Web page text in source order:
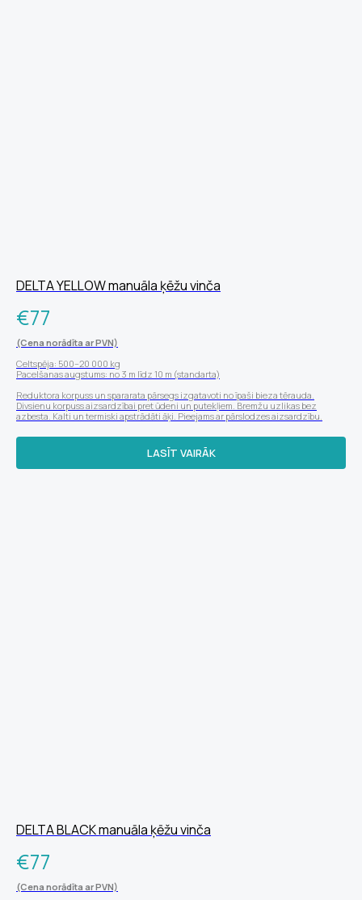
DELTA YELLOW manuāla ķēžu vinča
€77
(Cena norādīta ar PVN)
Celtspēja: 500–20 000 kg
Pacelšanas augstums: no 3 m līdz 10 m (standarta)
Reduktora korpuss un spararata pārsegs izgatavoti no īpaši bieza tērauda.
Divsienu korpuss aizsardzībai pret ūdeni un putekļiem. Bremžu uzlikas bez
azbesta. Kalti un termiski apstrādāti āķi. Pieejams ar pārslodzes aizsardzību.
LASĪT VAIRĀK
DELTA BLACK manuāla ķēžu vinča
€77
(Cena norādīta ar PVN)